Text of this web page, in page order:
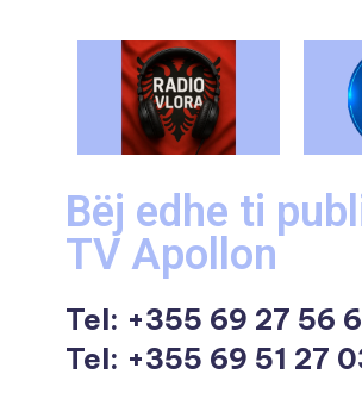
Bëj edhe ti
TV Apollon
Tel: +355 69 27 56
Tel: +355 69 51 27